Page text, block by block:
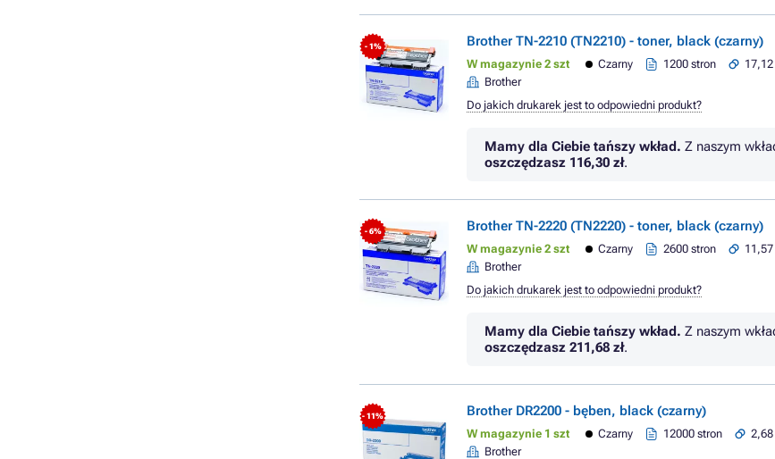
- 1% Brother TN-2210 (TN2210) - toner, black (czarny)
W magazynie 2 szt Czarny 1200 stron
Brother
Do jakich drukarek jest to odpowiedni produkt?
Mamy dla Ciebie tańszy wkład. Z naszym
oszczędzasz 116,30 zł.
- 6% Brother TN-2220 (TN2220) - toner, black (czarny)
W magazynie 2 szt Czarny 2600 stron
Brother
Do jakich drukarek jest to odpowiedni produkt?
Mamy dla Ciebie tańszy wkład. Z naszym
oszczędzasz 211,68 zł.
- 11% Brother DR2200 - bęben, black (czarny)
W magazynie 1 szt Czarny 12000 stron
Brother